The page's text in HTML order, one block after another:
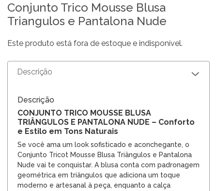
Conjunto Trico Mousse Blusa
Triangulos e Pantalona Nude
Este produto está fora de estoque e indisponível.
Descrição
Descrição
CONJUNTO TRICO MOUSSE BLUSA
TRIÂNGULOS E PANTALONA NUDE – Conforto
e Estilo em Tons Naturais
Se você ama um look sofisticado e aconchegante, o
Conjunto Tricot Mousse Blusa Triângulos e Pantalona
Nude vai te conquistar. A blusa conta com padronagem
geométrica em triângulos que adiciona um toque
moderno e artesanal à peça, enquanto a calça